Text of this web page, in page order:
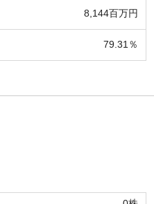
8,144百万円
79.31％